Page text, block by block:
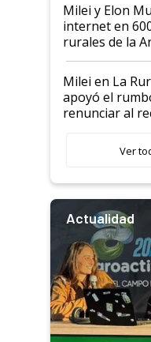
Milei y Elon
internet en
rurales de la
a un acuerdo
Milei en La
apoyó el
renunciar al
Ver
Actualidad